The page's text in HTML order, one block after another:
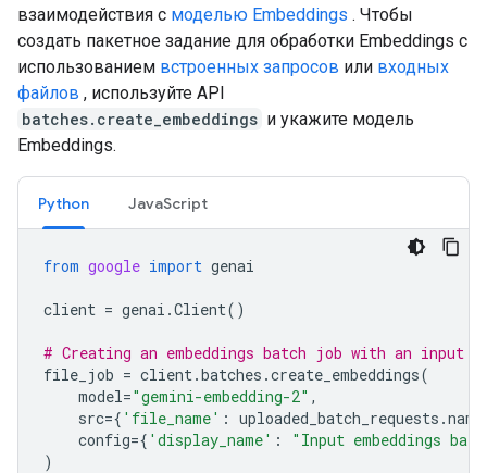
взаимодействия с моделью Embeddings . Чтобы
создать пакетное задание для обработки Embeddings с
использованием встроенных запросов или входных
файлов , используйте API
batches.create_embeddings и укажите модель
Embeddings.
Python JavaScript
from google import genai
client = genai .Client()
# Creating an embeddings batch job with an input
file_job = client.batches .create_embeddings(
model="gemini-embedding-2" ,
src={ 'file_name' : uploaded_batch_requests .name
config={ 'display_name' :
"Input embeddings
)